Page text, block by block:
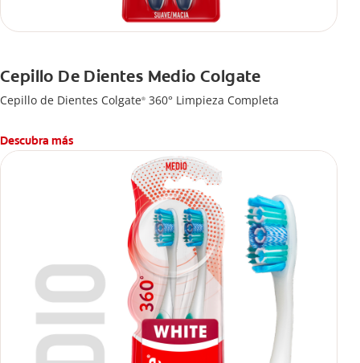
Cepillo De Dientes Medio Colgate
Cepillo de Dientes Colgate® 360° Limpieza Completa
Descubra más